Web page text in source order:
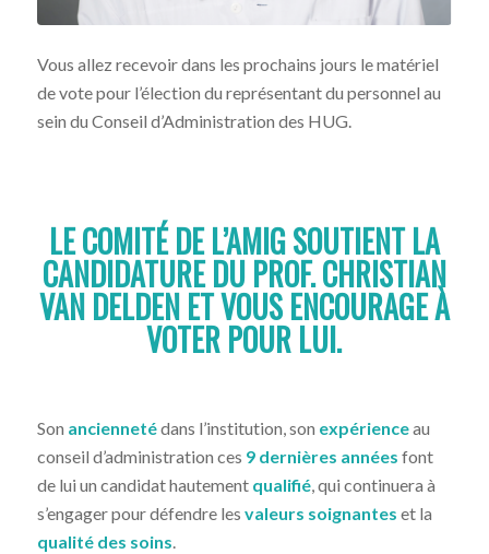
Vous allez recevoir dans les prochains jours le matériel
de vote pour l’élection du représentant du personnel au
sein du Conseil d’Administration des HUG.
LE COMITÉ DE L’AMIG SOUTIENT LA
CANDIDATURE DU PROF. CHRISTIAN
VAN DELDEN ET VOUS ENCOURAGE À
VOTER POUR LUI.
Son anciennetédans l’institution, son expérienceau
conseil d’administration ces 9 dernières années font
de lui un candidat hautement qualifié, qui continuera à
s’engager pour défendre les valeurs soignantes et la
qualité des soins.